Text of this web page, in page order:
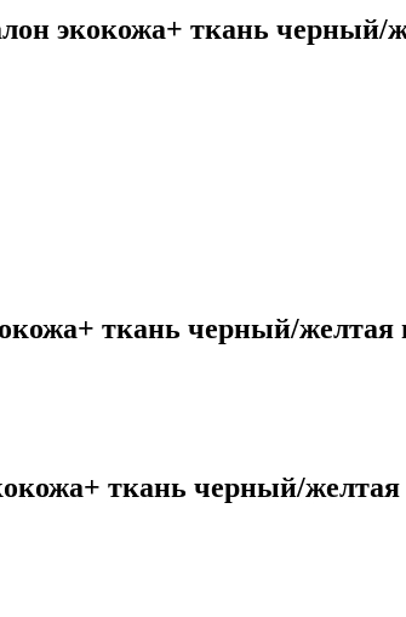
экокожа+ ткань черный/
ткань черный/желтая
ткань черный/желтая